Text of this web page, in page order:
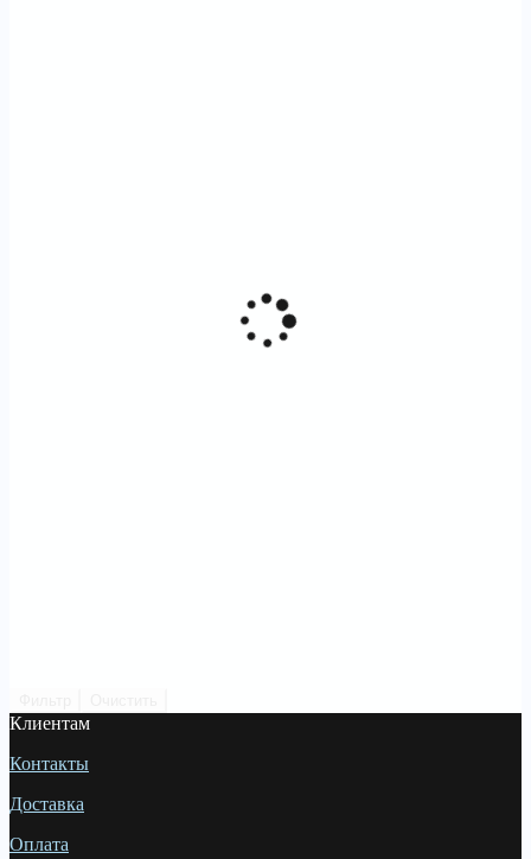
Клиентам
Контакты
Доставка
Оплата